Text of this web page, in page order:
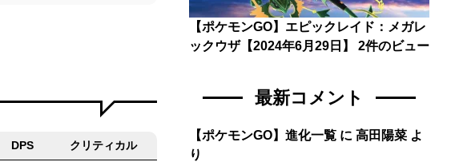
DPS クリティカル
【ポケモンGO】エピックレイド：メガレ
ックウザ【2024年6月29日】
2件のビュー
最新コメント
【ポケモンGO】進化一覧 に高田陽菜 よ
り